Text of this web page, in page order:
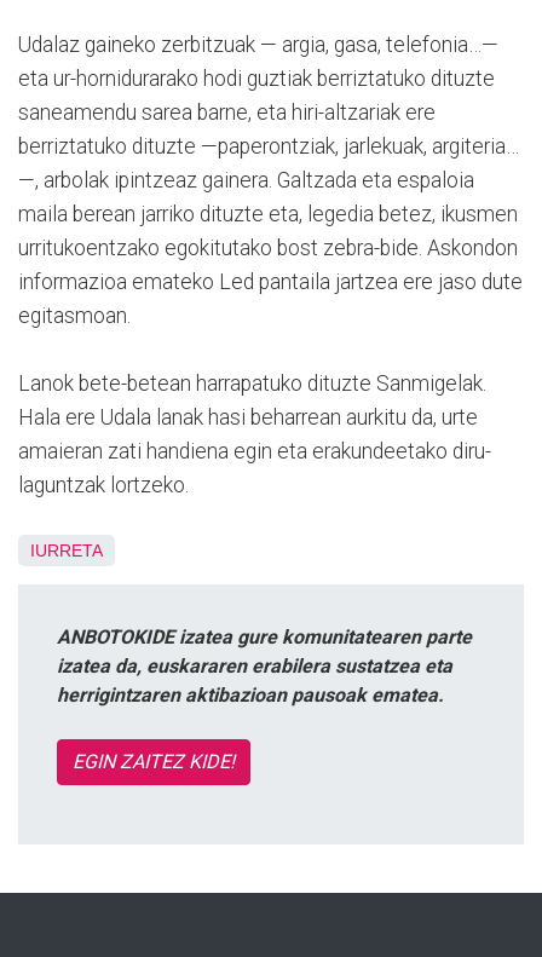
Udalaz gaineko zerbitzuak — argia, gasa, telefonia…—
eta ur-hornidurarako hodi guztiak berriztatuko dituzte
saneamendu sarea barne, eta hiri-altzariak ere
berriztatuko dituzte —paperontziak, jarlekuak, argiteria…
—, arbolak ipintzeaz gainera. Galtzada eta espaloia
maila berean jarriko dituzte eta, legedia betez, ikusmen
urritukoentzako egokitutako bost zebra-bide. Askondon
informazioa emateko Led pantaila jartzea ere jaso dute
egitasmoan.
Lanok bete-betean harrapatuko dituzte Sanmigelak.
Hala ere Udala lanak hasi beharrean aurkitu da, urte
amaieran zati handiena egin eta erakundeetako diru-
laguntzak lortzeko.
IURRETA
ANBOTOKIDE izatea gure komunitatearen parte
izatea da, euskararen erabilera sustatzea eta
herrigintzaren aktibazioan pausoak ematea.
EGIN ZAITEZ KIDE!